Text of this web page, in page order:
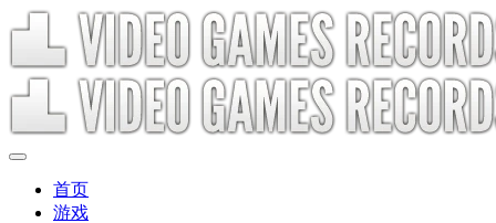
首页
游戏